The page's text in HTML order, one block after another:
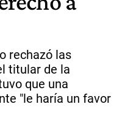
rechazó las
titular de la
que una
"le haría un favor